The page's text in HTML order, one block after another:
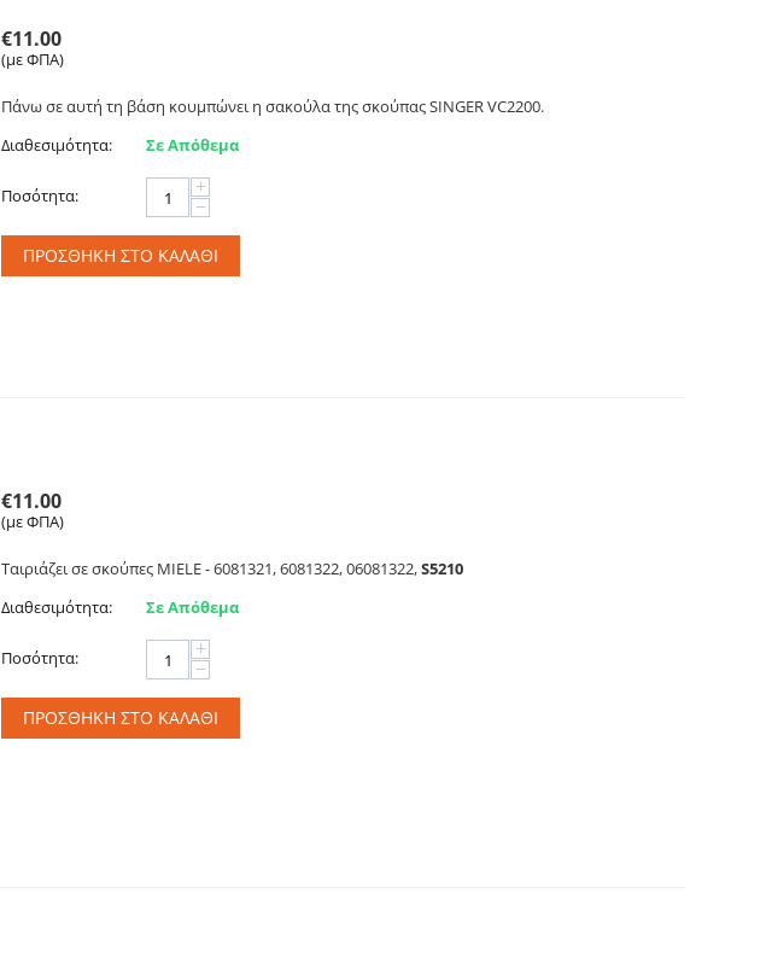
€11.00
(με ΦΠΑ)
Πάνω σε αυτή τη βάση κουμπώνει η σακούλα της σκούπας SINGER VC2200.
Διαθεσιμότητα:
Σε Απόθεμα
Ποσότητα: +
−
ΠΡΟΣΘΉΚΗ ΣΤΟ ΚΑΛΆΘΙ
€11.00
(με ΦΠΑ)
Ταιριάζει σε σκούπες MIELE - 6081321, 6081322, 06081322,S5210
Διαθεσιμότητα:
Σε Απόθεμα
Ποσότητα: +
−
ΠΡΟΣΘΉΚΗ ΣΤΟ ΚΑΛΆΘΙ